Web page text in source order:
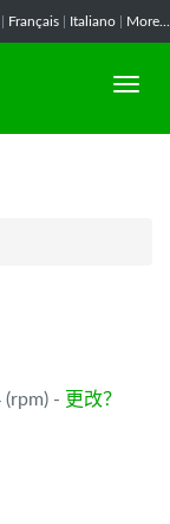
Français Italiano More...
- 更改？